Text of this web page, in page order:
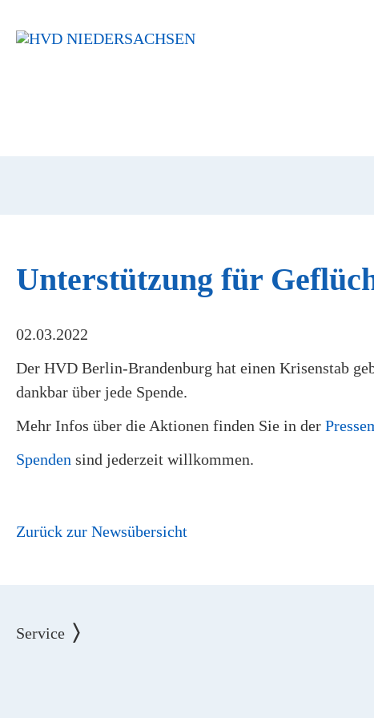
Unterstützung für
02.03.2022
Der HVD Berlin-Brandenburg hat einen Krisenstab
dankbar über jede Spende.
Mehr Infos über die Aktionen finden Sie in der
Spenden sind jederzeit willkommen.
Zurück zur Newsübersicht
Service